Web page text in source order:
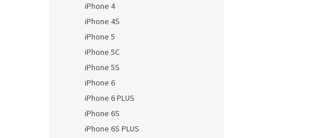
iPhone 4
iPhone 4S
iPhone 5
iPhone 5C
iPhone 5S
iPhone 6
iPhone 6 PLUS
iPhone 6S
iPhone 6S PLUS